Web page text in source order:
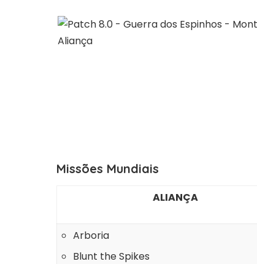
Missões Mundiais
ALIANÇA
Arboria
Blunt the Spikes